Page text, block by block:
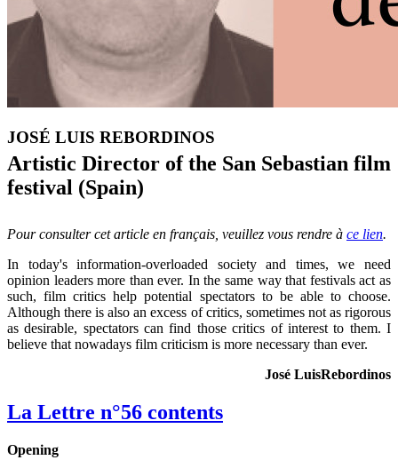
JOSÉ LUIS REBORDINOS
Artistic Director of the San Sebastian film
festival (Spain)
Pour consulter cet article en français, veuillez vous rendre à ce lien.
In today's information-overloaded society and times, we need
opinion leaders more than ever. In the same way that festivals act as
such, film critics help potential spectators to be able to choose.
Although there is also an excess of critics, sometimes not as rigorous
as desirable, spectators can find those critics of interest to them. I
believe that nowadays film criticism is more necessary than ever.
José LuisRebordinos
La Lettre n°56 contents
Opening